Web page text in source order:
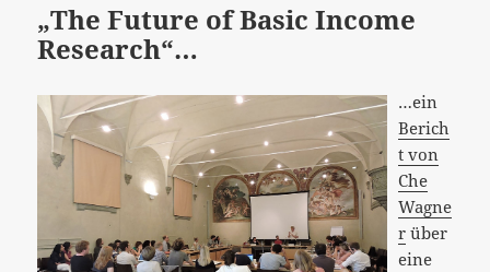
„The Future of Basic Income
Research“…
…ein
Berich
t von
Che
Wagne
r über
eine